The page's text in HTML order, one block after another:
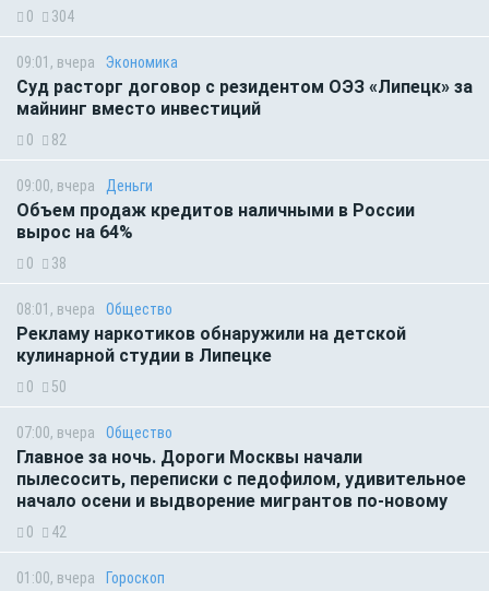
0 304
09:01, вчера Экономика
Суд расторг договор с резидентом ОЭЗ «Липецк» за
майнинг вместо инвестиций
0 82
09:00, вчера Деньги
Объем продаж кредитов наличными в России
вырос на 64%
0 38
08:01, вчера Общество
Рекламу наркотиков обнаружили на детской
кулинарной студии в Липецке
0 50
07:00, вчера Общество
Главное за ночь. Дороги Москвы начали
пылесосить, переписки с педофилом, удивительное
начало осени и выдворение мигрантов по-новому
0 42
01:00, вчера Гороскоп